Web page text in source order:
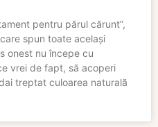
pentru părul cărunt”,
spun toate același
onest nu începe cu
vrei de fapt, să acoperi
treptat culoarea naturală